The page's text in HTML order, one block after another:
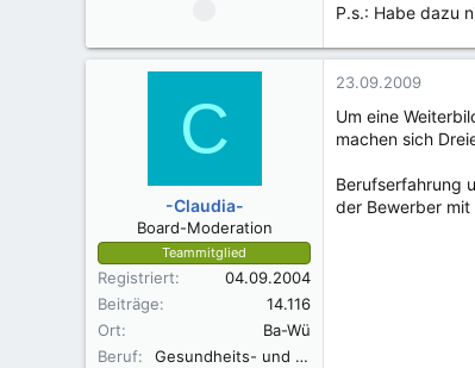
P.s.: Habe dazu
C
-Claudia-
Board-Moderation
Teammitglied
Registriert
04.09.2004
Beiträge
14.116
Ort
Ba-Wü
Beruf
Gesundheits- und Krankenpflegerin
23.09.2009
Um eine
machen sich
Berufserfahrung
der Bewerber